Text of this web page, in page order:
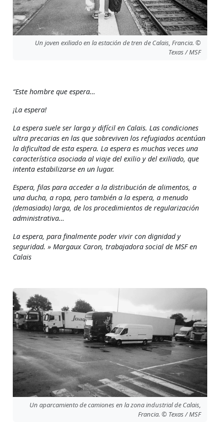
Un joven exiliado en la estación de tren de Calais, Francia. ©
Texas / MSF
“Este hombre que espera…
¡La espera!
La espera suele ser larga y difícil en Calais. Las condiciones
ultra precarias en las que sobreviven los refugiados acentúan
la dificultad de esta espera. La espera es muchas veces una
característica asociada al viaje del exilio y del exiliado, que
intenta estabilizarse en un lugar.
Espera, filas para acceder a la distribución de alimentos, a
una ducha, a ropa, pero también a la espera, a menudo
(demasiado) larga, de los procedimientos de regularización
administrativa…
La espera, para finalmente poder vivir con dignidad y
seguridad. » Margaux Caron, trabajadora social de MSF en
Calais
Un aparcamiento de camiones en la zona industrial de Calais,
Francia. © Texas / MSF